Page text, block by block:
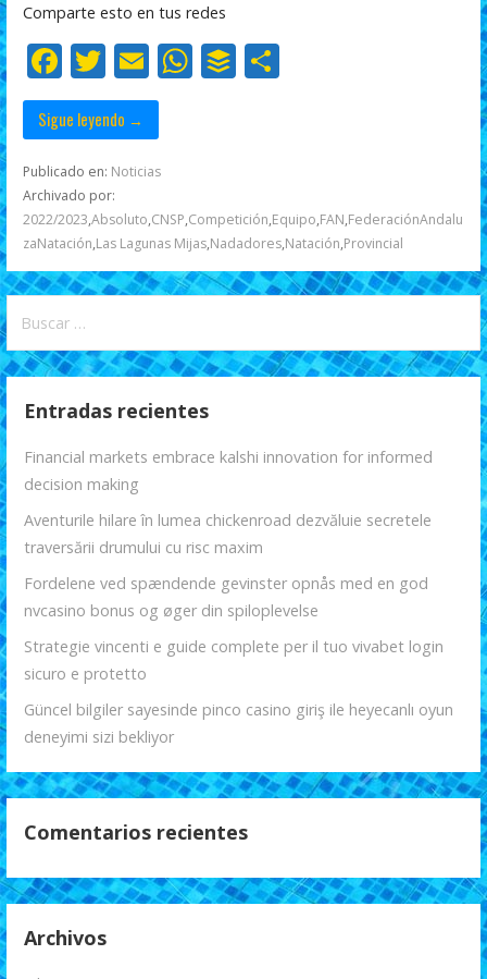
o
k
p
p r
Comparte esto en tus redes
F
ac
e
b
o
o
k
T
w
itt
er
E
m
ai
l
W
p
p
B C
ti
r
Sigue leyendo →
Publicado en: Noticias
Archivado por:
2022/2023,Absoluto,CNSP,Competición,Equipo,FAN,FederaciónAndalu
zaNatación,Las Lagunas Mijas,Nadadores,Natación,Provincial
Buscar:
Entradas recientes
Financial markets embrace kalshi innovation for informed
decision making
Aventurile hilare în lumea chickenroad dezvăluie secretele
traversării drumului cu risc maxim
Fordelene ved spændende gevinster opnås med en god
nvcasino bonus og øger din spiloplevelse
Strategie vincenti e guide complete per il tuo vivabet login
sicuro e protetto
Güncel bilgiler sayesinde pinco casino giriş ile heyecanlı oyun
deneyimi sizi bekliyor
Comentarios recientes
Archivos